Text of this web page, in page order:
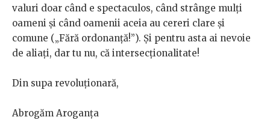
valuri doar când e spectaculos, când strânge mulţi
oameni şi când oamenii aceia au cereri clare şi
comune („Fără ordonanţă!”). Şi pentru asta ai nevoie
de aliaţi, dar tu nu, că intersecționalitate!
Din supa revoluţionară,
Abrogăm Aroganța